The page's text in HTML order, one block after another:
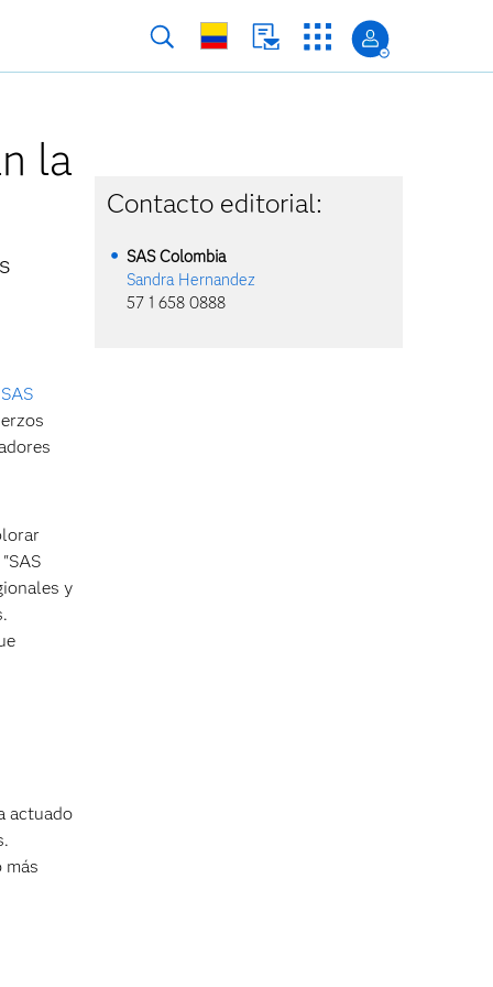
la
SAS
y
actuado
más
Contacto editorial:
SAS Colombia
Sandra Hernandez
57 1 658 0888